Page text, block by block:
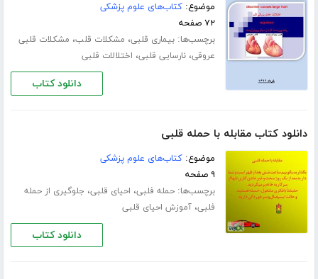
موضوع:کتاب‌های علوم پزشکی
۷۲ صفحه
برچسب‌ها:بیماری قلبی، مشکلات قلب، مشکلات قلبی
عروقی،نارسایی قلبی، اختلالات قلبی
دانلود کتاب
دانلود کتاب مقابله با حمله قلبی
موضوع:کتاب‌های علوم پزشکی
۹ صفحه
برچسب‌ها:حمله فلبی، احیای قلبی، جلوگیری از حمله
فلبی،آموزش احیای قلبی
دانلود کتاب